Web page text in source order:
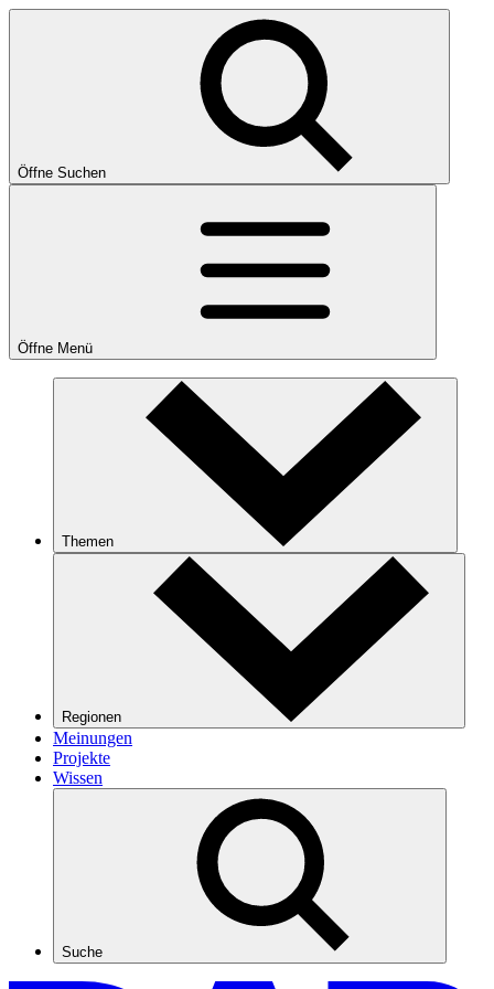
Öffne Suchen
Öffne Menü
Themen
Regionen
Meinungen
Projekte
Wissen
Suche